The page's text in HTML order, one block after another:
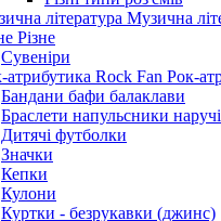
Музична
Різне
Сувеніри
Рок-
Бандани бафи балаклави
Браслети напульсники наручі
Дитячі футболки
Значки
Кепки
Кулони
Куртки - безрукавки (джинс)